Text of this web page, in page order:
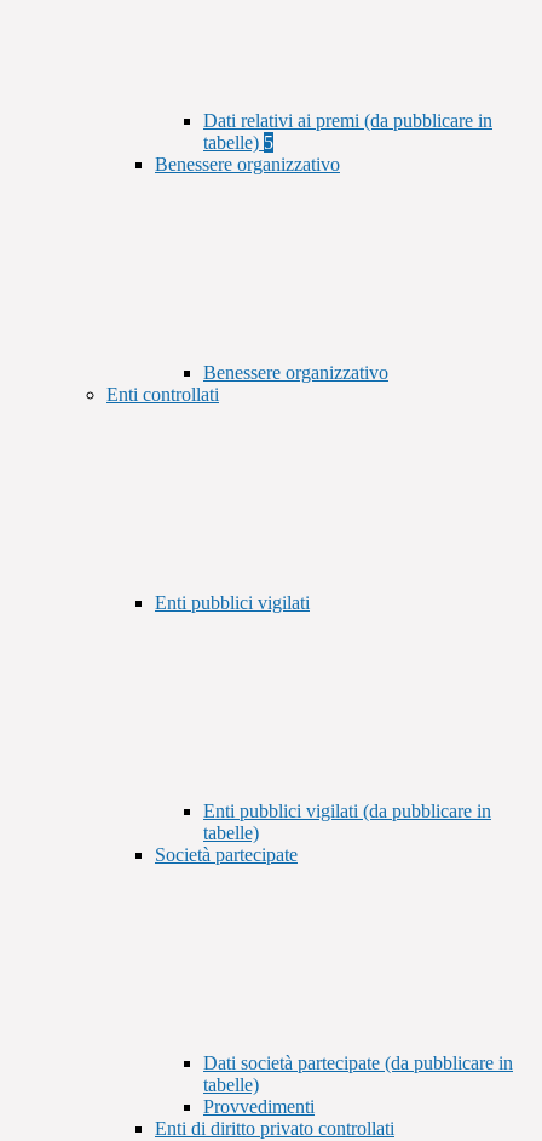
Dati relativi ai premi (da pubblicare in
tabelle) 5
Benessere organizzativo
Benessere organizzativo
Enti controllati
Enti pubblici vigilati
Enti pubblici vigilati (da pubblicare in
tabelle)
Società partecipate
Dati società partecipate (da pubblicare in
tabelle)
Provvedimenti
Enti di diritto privato controllati